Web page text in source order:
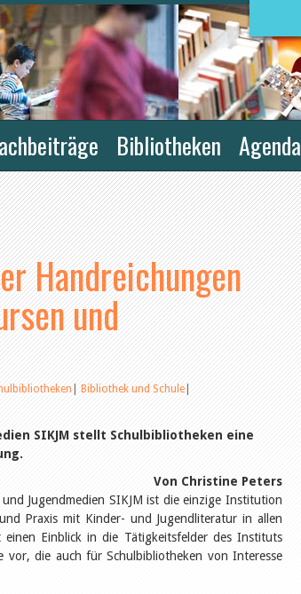
Bibliotheken Agenda
Handreichungen
und
Bibliothek und Schule
SIKJM stellt Schulbibliotheken eine
Von Christine Peters
Jugendmedien SIKJM ist die einzige Institution
Praxis mit Kinder- und Jugendliteratur in allen
Einblick in die Tätigkeitsfelder des Instituts
vor, die auch für Schulbibliotheken von Interesse